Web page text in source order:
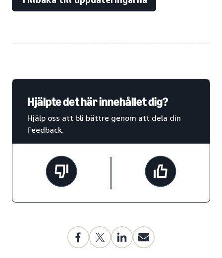
Hjälpte det här innehållet dig?
Hjälp oss att bli bättre genom att dela din
feedback.